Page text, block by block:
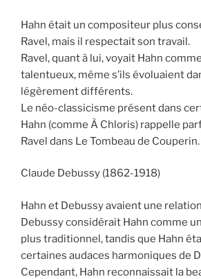
Hahn était un compositeur plus
Ravel, mais il respectait son travail.
Ravel, quant à lui, voyait Hahn
talentueux, même s’ils évoluaient
légèrement différents.
Le néo-classicisme présent dans
Hahn (comme À Chloris) rappelle
Ravel dans Le Tombeau de Couperin.
Claude Debussy (1862-1918)
Hahn et Debussy avaient une
Debussy considérait Hahn comme
plus traditionnel, tandis que Hahn
certaines audaces harmoniques de
Cependant, Hahn reconnaissait la